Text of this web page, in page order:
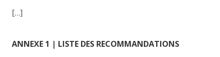
[…]
ANNEXE 1 | LISTE DES RECOMMANDATIONS